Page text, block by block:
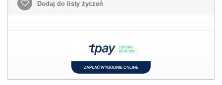
Dodaj do listy życzeń